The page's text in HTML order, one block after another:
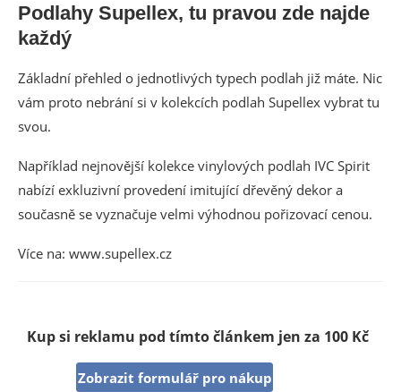
Podlahy Supellex, tu pravou zde najde
každý
Základní přehled o jednotlivých typech podlah již máte. Nic
vám proto nebrání si v kolekcích podlah Supellex vybrat tu
svou.
Například nejnovější kolekce vinylových podlah IVC Spirit
nabízí exkluzivní provedení imitující dřevěný dekor a
současně se vyznačuje velmi výhodnou pořizovací cenou.
Více na: www.supellex.cz
Kup si reklamu pod tímto článkem jen za 100 Kč
Zobrazit formulář pro nákup